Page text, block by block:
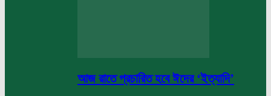
আজ রাতে প্রচারিত হবে ঈদের ‘ইত্যাদি’